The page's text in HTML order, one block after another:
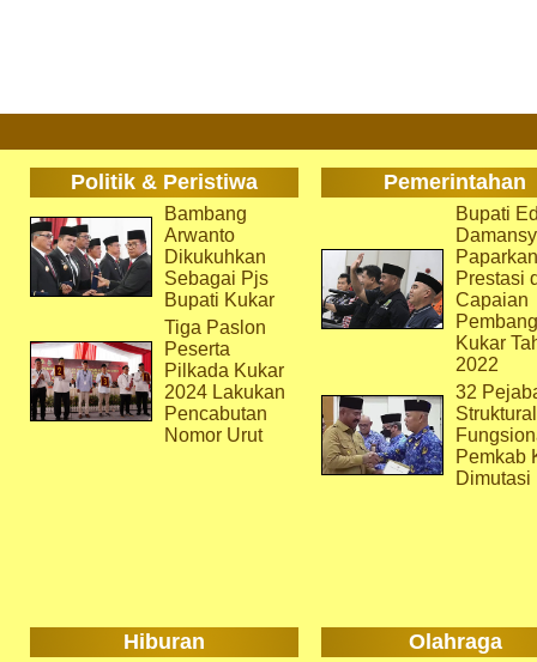
Politik & Peristiwa Pemerintahan
Bambang
Arwanto
Dikukuhkan
Sebagai Pjs
Bupati Kukar
Tiga Paslon
Peserta
Pilkada Kukar
2024 Lakukan
Pencabutan
Nomor Urut
Bupati
Paparkan
Prestasi
Capaian
Kukar
2022
32
Pemkab
Dimutasi
Hiburan Olahraga